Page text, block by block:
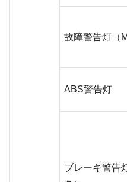
故障警告灯（
ABS警告灯
ブレーキ警告